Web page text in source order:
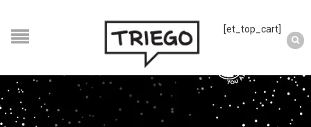
[et_top_cart]